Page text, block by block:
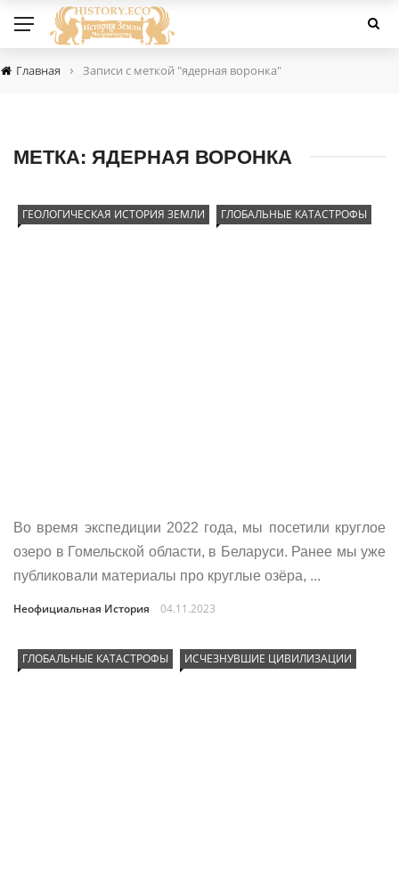
Главная › Записи с меткой "ядерная воронка"
МЕТКА: ЯДЕРНАЯ ВОРОНКА
ГЕОЛОГИЧЕСКАЯ ИСТОРИЯ ЗЕМЛИ ГЛОБАЛЬНЫЕ КАТАСТРОФЫ
Во время экспедиции 2022 года, мы посетили круглое
озеро в Гомельской области, в Беларуси. Ранее мы уже
публиковали материалы про круглые озёра, ...
Неофициальная История 04.11.2023
ГЛОБАЛЬНЫЕ КАТАСТРОФЫ ИСЧЕЗНУВШИЕ ЦИВИЛИЗАЦИИ